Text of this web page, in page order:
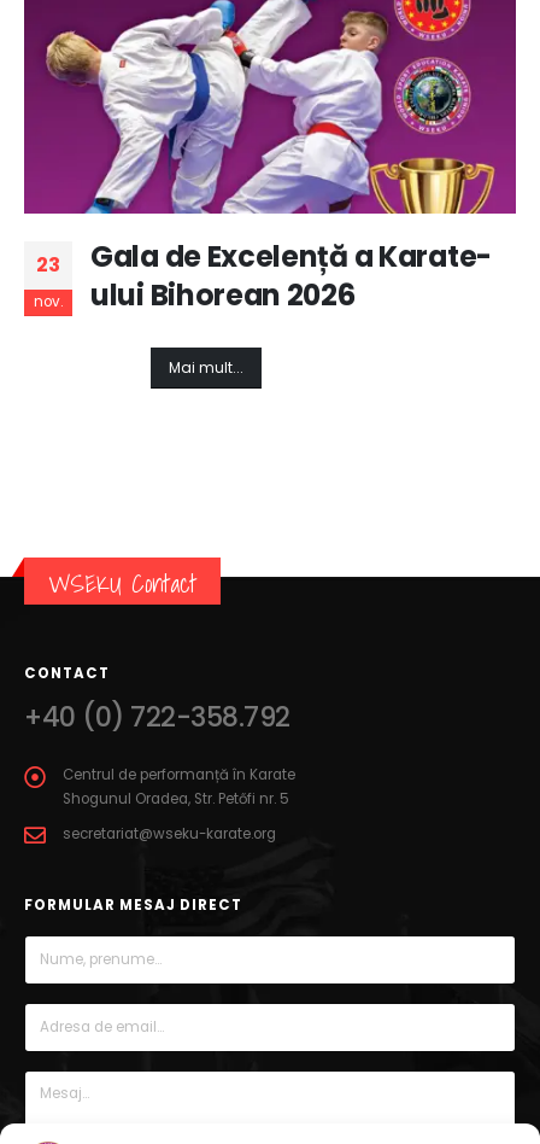
23
nov.
Gala de Excelență a Karate-
ului Bihorean 2026
Mai mult...
WSEKU Contact
CONTACT
+40 (0) 722-358.792
Centrul de performanță în Karate
Shogunul Oradea, Str. Petőfi nr. 5
secretariat@wseku-karate.org
FORMULAR MESAJ DIRECT